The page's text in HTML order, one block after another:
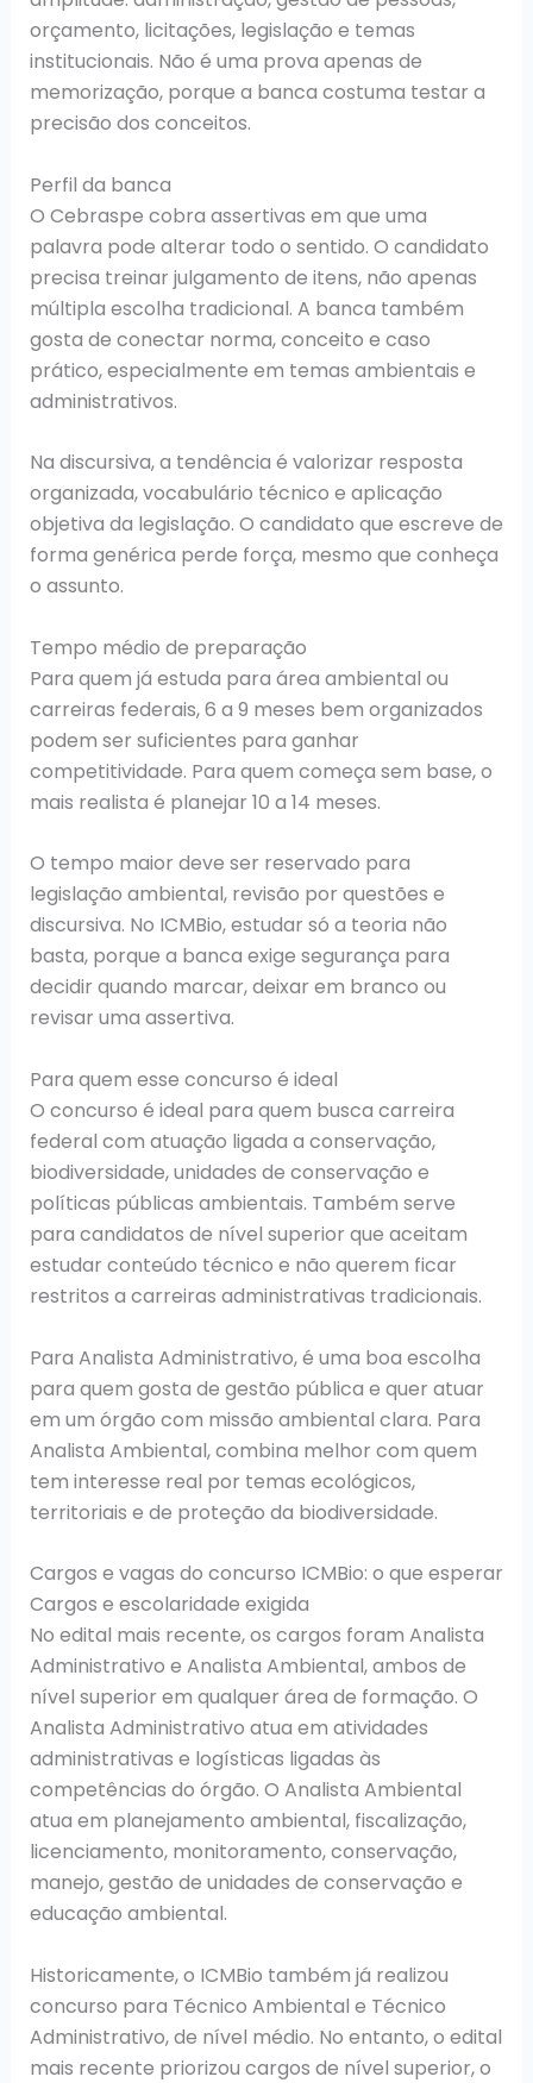
orçamento, licitações, legislação e temas
institucionais. Não é uma prova apenas de
memorização, porque a banca costuma testar a
precisão dos conceitos.
Perfil da banca
O Cebraspe cobra assertivas em que uma
palavra pode alterar todo o sentido. O candidato
precisa treinar julgamento de itens, não apenas
múltipla escolha tradicional. A banca também
gosta de conectar norma, conceito e caso
prático, especialmente em temas ambientais e
administrativos.
Na discursiva, a tendência é valorizar resposta
organizada, vocabulário técnico e aplicação
objetiva da legislação. O candidato que escreve de
forma genérica perde força, mesmo que conheça
o assunto.
Tempo médio de preparação
Para quem já estuda para área ambiental ou
carreiras federais, 6 a 9 meses bem organizados
podem ser suficientes para ganhar
competitividade. Para quem começa sem base, o
mais realista é planejar 10 a 14 meses.
O tempo maior deve ser reservado para
legislação ambiental, revisão por questões e
discursiva. No ICMBio, estudar só a teoria não
basta, porque a banca exige segurança para
decidir quando marcar, deixar em branco ou
revisar uma assertiva.
Para quem esse concurso é ideal
O concurso é ideal para quem busca carreira
federal com atuação ligada a conservação,
biodiversidade, unidades de conservação e
políticas públicas ambientais. Também serve
para candidatos de nível superior que aceitam
estudar conteúdo técnico e não querem ficar
restritos a carreiras administrativas tradicionais.
Para Analista Administrativo, é uma boa escolha
para quem gosta de gestão pública e quer atuar
em um órgão com missão ambiental clara. Para
Analista Ambiental, combina melhor com quem
tem interesse real por temas ecológicos,
territoriais e de proteção da biodiversidade.
Cargos e vagas do concurso ICMBio: o que esperar
Cargos e escolaridade exigida
No edital mais recente, os cargos foram Analista
Administrativo e Analista Ambiental, ambos de
nível superior em qualquer área de formação. O
Analista Administrativo atua em atividades
administrativas e logísticas ligadas às
competências do órgão. O Analista Ambiental
atua em planejamento ambiental, fiscalização,
licenciamento, monitoramento, conservação,
manejo, gestão de unidades de conservação e
educação ambiental.
Historicamente, o ICMBio também já realizou
concurso para Técnico Ambiental e Técnico
Administrativo, de nível médio. No entanto, o edital
mais recente priorizou cargos de nível superior, o